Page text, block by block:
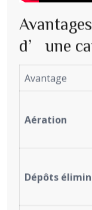
d’une
Avantage
Aération
Dépôts